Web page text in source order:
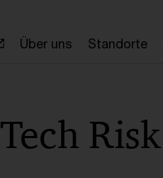
Über uns Standorte
Risk